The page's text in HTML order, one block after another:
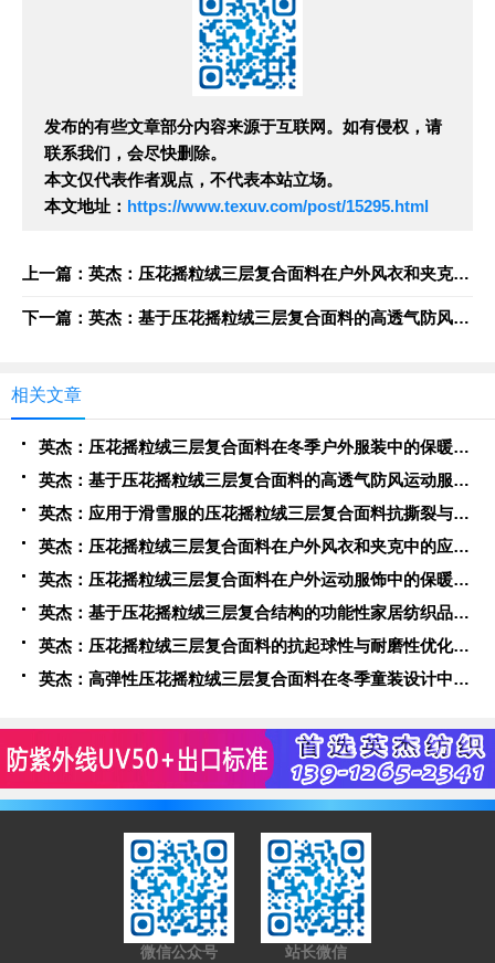
发布的有些文章部分内容来源于互联网。如有侵权，请
联系我们，会尽快删除。
本文仅代表作者观点，不代表本站立场。
本文地址： https://www.texuv.com/post/15295.html
上一篇：英杰：压花摇粒绒三层复合面料在户外风衣和夹克中的应用与性能
下一篇：英杰：基于压花摇粒绒三层复合面料的高透气防风运动服饰开发
相关文章
英杰：压花摇粒绒三层复合面料在冬季户外服装中的保暖性能优化研究
英杰：基于压花摇粒绒三层复合面料的高透气防风运动服饰开发
英杰：应用于滑雪服的压花摇粒绒三层复合面料抗撕裂与耐磨性提升技术
英杰：压花摇粒绒三层复合面料在户外风衣和夹克中的应用与性能
英杰：压花摇粒绒三层复合面料在户外运动服饰中的保暖与透气性能研究
英杰：基于压花摇粒绒三层复合结构的功能性家居纺织品开发与应用
英杰：压花摇粒绒三层复合面料的抗起球性与耐磨性优化技术分析
英杰：高弹性压花摇粒绒三层复合面料在冬季童装设计中的应用实践
微信公众号 站长微信